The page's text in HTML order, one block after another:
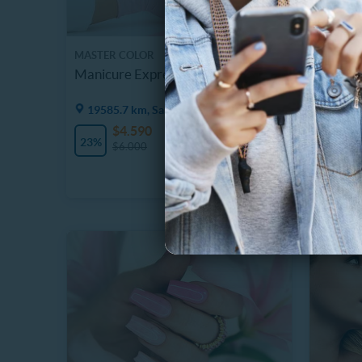
Manicure Express en Master Color
19585.7 km, Santiago
23%
7 Vendidos
$4.590
33%